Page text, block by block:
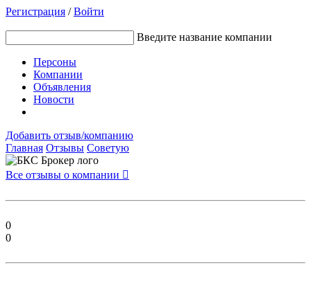
Регистрация /Войти
Введите название компании
Персоны
Компании
Объявления
Новости
Добавить отзыв/компанию
Главная Отзывы Советую
Все отзывы о компании 
0
0